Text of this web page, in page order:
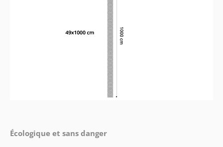
Écologique et sans danger